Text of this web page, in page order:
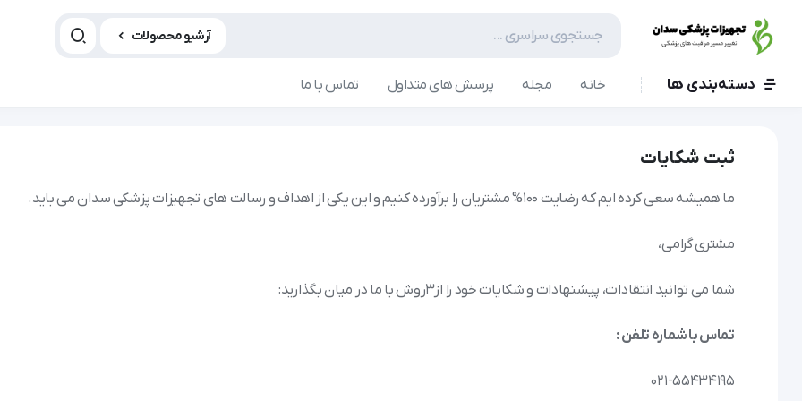
آرشیو محصولات
دسته‌بندی ها خانه مجله پرسش های متداول تماس با ما
ثبت شکایات
ما همیشه سعی کرده ایم که رضایت 100% مشتریان را برآورده کنیم و این یکی از اهداف و رسالت های تجهیزات پزشکی سدان می باید.
مشتری گرامی،
شما می توانید انتقادات، پیشنهادات و شکایات خود را از 3 روش با ما در میان بگذارید:
تماس با شماره تلفن :
021-55434195